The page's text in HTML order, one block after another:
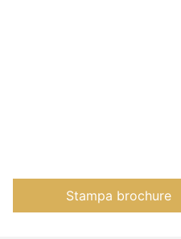
Stampa brochure